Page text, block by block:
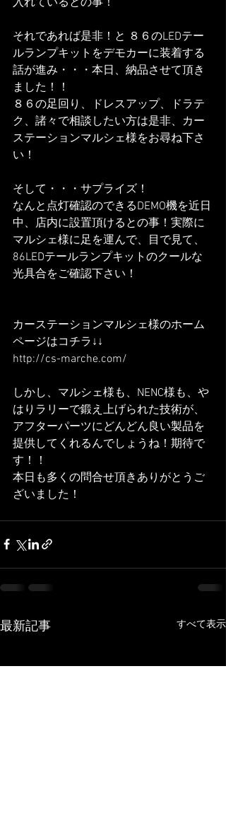
それであれば是非！と ８６のLEDテー
ルランプキットをデモカーに装着する
話が進み・・・本日、納品させて頂き
ました！！
８６の足回り、ドレスアップ、ドラテ
ク、諸々で相談したい方は是非、カー
ステーションマルシェ様をお尋ね下さ
い！
そして・・・サプライズ！
なんと点灯確認のできるDEMO機を近日
中、店内に設置頂けるとの事！実際に
マルシェ様に足を運んで、目で見て、
86LEDテールランプキットのクールな
光具合をご確認下さい！
カーステーションマルシェ様のホーム
ページはコチラ↓↓
http://cs-marche.com/
しかし、マルシェ様も、NENC様も、や
はりラリーで鍛え上げられた技術が、
アフターパーツにどんどん良い製品を
提供してくれるんでしょうね！期待で
す！！
本日も多くの問合せ頂きありがとうご
ざいました！
最新記事 すべて表示